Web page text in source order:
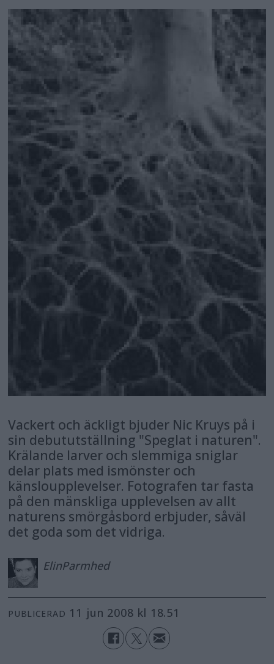
Vackert och äckligt bjuder Nic Kruys på i
sin debututställning "Speglat i naturen".
Krälande larver och slemmiga sniglar
delar plats med ismönster och
känsloupplevelser. Fotografen tar fasta
på den mänskliga upplevelsen av allt
naturens smörgåsbord erbjuder, såväl
det goda som det vidriga.
ElinParmhed
PUBLICERAD 11 jun 2008 kl 18.51